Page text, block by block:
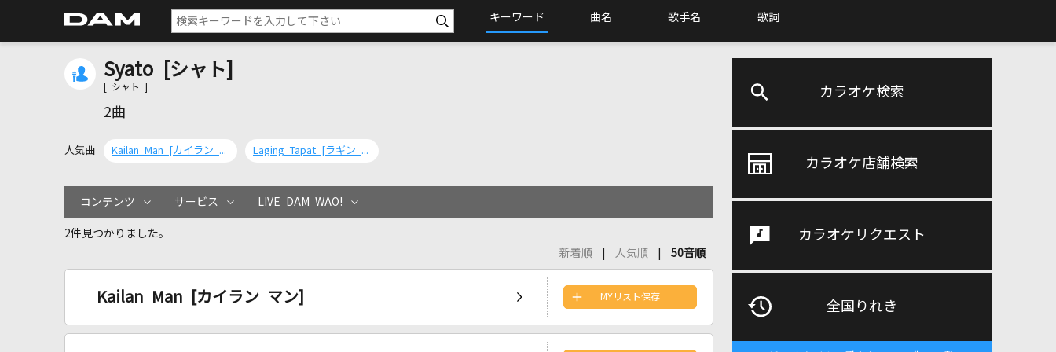
キーワード 曲名 歌手名 歌詞
カラオケ検索
カラオケ店舗検索
カラオケリクエスト
全国りれき
Syato [シャト]
[ シャト ]
2曲
人気曲 Kailan Man [カイラン マン] Laging Tapat [ラギン タパッ]
コンテンツ サービス LIVE DAM WAO!
2件見つかりました。
新着順
人気順 50音順
Kailan Man [カイラン マン] MYリスト保存